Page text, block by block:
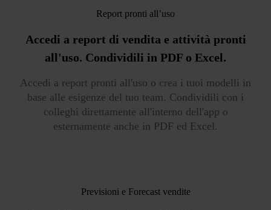
Report pronti all’uso
Accedi a report di vendita e attività pronti
all'uso. Condividili in PDF o Excel.
Accedi a report pronti all'uso o crea i tuoi modelli in
base alle esigenze del tuo team. Condividili con i
colleghi direttamente all'interno dell'app o
esternamente anche in PDF ed Excel.
Previsioni e Forecast vendite